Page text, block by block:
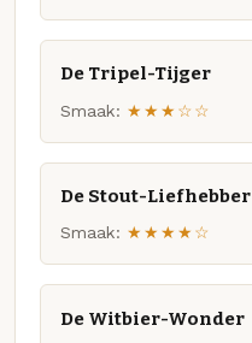
De Tripel-Tijger
Smaak: ★★★☆☆
De Stout-Liefhebber
Smaak: ★★★★☆
De Witbier-Wonder